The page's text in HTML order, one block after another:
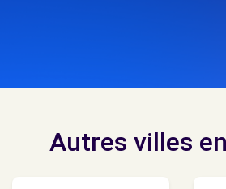
Autres villes